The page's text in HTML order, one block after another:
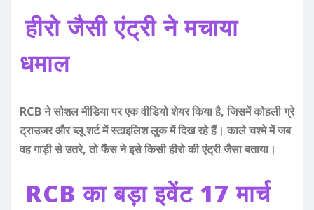
हीरो जैसी एंट्री ने मचाया
धमाल
RCB ने सोशल मीडिया पर एक वीडियो शेयर किया है, जिसमें कोहली ग्रे
ट्राउजर और ब्लू शर्ट में स्टाइलिश लुक में दिख रहे हैं। काले चश्मे में जब
वह गाड़ी से उतरे, तो फैंस ने इसे किसी हीरो की एंट्री जैसा बताया।
RCB का बड़ा इवेंट 17 मार्च